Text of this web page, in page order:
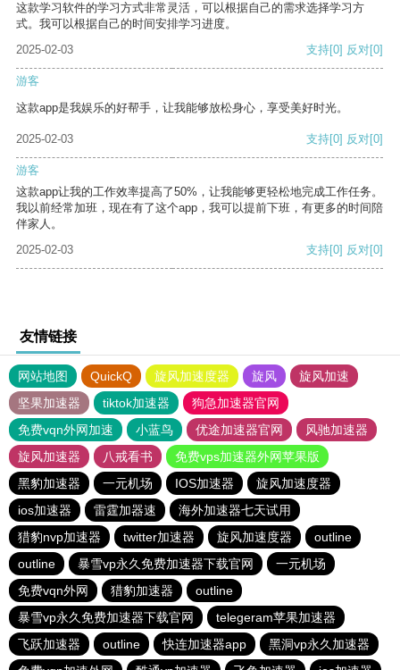
这款学习软件的学习方式非常灵活，可以根据自己的需求选择学习方
式。我可以根据自己的时间安排学习进度。
2025-02-03
支持[0] 反对[0]
游客
这款app是我娱乐的好帮手，让我能够放松身心，享受美好时光。
2025-02-03 支持[0] 反对[0]
游客
这款app让我的工作效率提高了50%，让我能够更轻松地完成工作任务。
我以前经常加班，现在有了这个app，我可以提前下班，有更多的时间陪
伴家人。
2025-02-03
支持[0] 反对[0]
友情链接
网站地图 QuickQ 旋风加速度器 旋风
旋风加速
坚果加速器
tiktok加速器
狗急加速器官网
免费vqn外网加速
小蓝鸟 优途加速器官网
风驰加速器
旋风加速器
八戒看书
免费vps加速器外网苹果版
黑豹加速器
一元机场 IOS加速器
旋风加速度器
ios加速器
雷霆加器速
海外加速器七天试用
猎豹nvp加速器
twitter加速器 旋风加速度器
outline
outline
暴雪vp永久免费加速器下载官网
一元机场
免费vqn外网
猎豹加速器
outline
暴雪vp永久免费加速器下载官网
telegeram苹果加速器
飞跃加速器
outline 快连加速器app
黑洞vp永久加速器